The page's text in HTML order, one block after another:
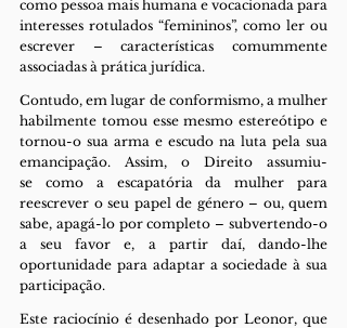
como pessoa mais humana e vocacionada para
interesses rotulados “femininos”, como ler ou
escrever – características comummente
associadas à prática jurídica.
Contudo, em lugar de conformismo, a mulher
habilmente tomou esse mesmo estereótipo e
tornou-o sua arma e escudo na luta pela sua
emancipação. Assim, o Direito assumiu-
se como a escapatória da mulher para
reescrever o seu papel de género – ou, quem
sabe, apagá-lo por completo – subvertendo-o
a seu favor e, a partir daí, dando-lhe
oportunidade para adaptar a sociedade à sua
participação.
Este raciocínio é desenhado por Leonor, que